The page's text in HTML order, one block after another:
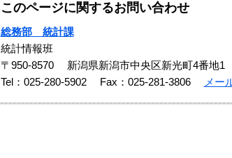
このページに関するお問い合わせ
総務部 統計課
統計情報班
〒950-8570
新潟県新潟市中央区新光町4番地
Tel：025-280-5902
Fax：025-281-3806 メー